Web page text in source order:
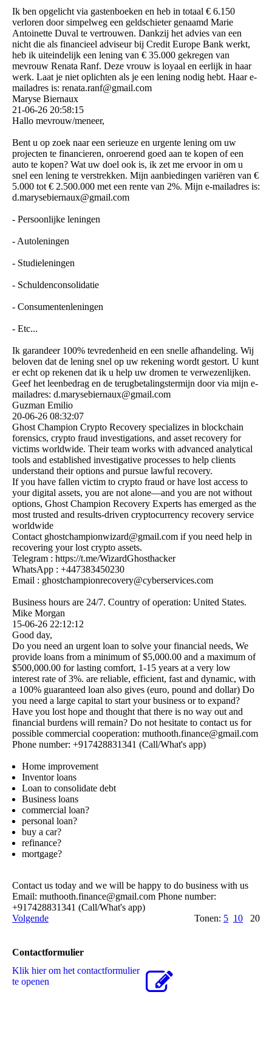
Ik ben opgelicht via gastenboeken en heb in totaal € 6.150
verloren door simpelweg een geldschieter genaamd Marie
Antoinette Duval te vertrouwen. Dankzij het advies van een
nicht die als financieel adviseur bij Credit Europe Bank werkt,
heb ik uiteindelijk een lening van € 35.000 gekregen van
mevrouw Renata Ranf. Deze vrouw is loyaal en eerlijk in haar
werk. Laat je niet oplichten als je een lening nodig hebt. Haar e-
mailadres is: renata.ranf@gmail.com
Maryse Biernaux
21-06-26 20:58:15
Hallo mevrouw/meneer,
Bent u op zoek naar een serieuze en urgente lening om uw
projecten te financieren, onroerend goed aan te kopen of een
auto te kopen? Wat uw doel ook is, ik zet me ervoor in om u
snel een lening te verstrekken. Mijn aanbiedingen variëren van €
5.000 tot € 2.500.000 met een rente van 2%. Mijn e-mailadres is:
d.­marysebiernaux@­gmail.­com
- Persoonlijke leningen
- Autoleningen
- Studieleningen
- Schuldenconsolidatie
- Consumentenleningen
- Etc...
Ik garandeer 100% tevredenheid en een snelle afhandeling. Wij
beloven dat de lening snel op uw rekening wordt gestort. U kunt
er echt op rekenen dat ik u help uw dromen te verwezenlijken.
Geef het leenbedrag en de terugbetalingstermijn door via mijn e-
mailadres: d.­marysebiernaux@­gmail.­com
Guzman Emilio
20-06-26 08:32:07
Ghost Champion Crypto Recovery specializes in blockchain
forensics, crypto fraud investigations, and asset recovery for
victims worldwide. Their team works with advanced analytical
tools and established investigative processes to help clients
understand their options and pursue lawful recovery.
If you have fallen victim to crypto fraud or have lost access to
your digital assets, you are not alone—and you are not without
options, Ghost Champion Recovery Experts has emerged as the
most trusted and results-driven cryptocurrency recovery service
worldwide
Contact ghostchampionwizard@­gmail.­com if you need help in
recovering your lost crypto assets.
Telegram : https:­//­t.­me/­WizardGhosthacker
WhatsApp : +447383450230
Email : ghostchampionrecovery@­cyberservices.­com
Business hours are 24/7. Country of operation: United States.
Mike Morgan
15-06-26 22:12:12
Good day,
Do you need an urgent loan to solve your financial needs, We
provide loans from a minimum of $5,000.00 and a maximum of
$500,000.00 for lasting comfort, 1-15 years at a very low
interest rate of 3%. are reliable, efficient, fast and dynamic, with
a 100% guaranteed loan also gives (euro, pound and dollar) Do
you need a large capital to start your business or to expand?
Have you lost hope and thought that there is no way out and
financial burdens will remain? Do not hesitate to contact us for
possible commercial cooperation: muthooth.­finance@­gmail.­com
Phone number: +917428831341 (Call/What's app)
Home improvement
Inventor loans
Loan to consolidate debt
Business loans
commercial loan?
personal loan?
buy a car?
refinance?
mortgage?
Contact us today and we will be happy to do business with us
Email: muthooth.­finance@­gmail.­com Phone number:
+917428831341 (Call/What's app)
Volgende
Tonen: 5 10 20
Contactformulier
Klik hier om het contactformulier
te openen